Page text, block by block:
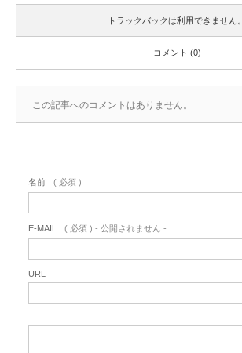
トラックバックは利用できません。
コメント (0)
この記事へのコメントはありません。
名前 ( 必須 )
E-MAIL ( 必須 ) - 公開されません -
URL